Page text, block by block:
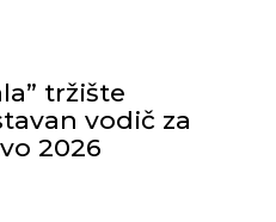
tržište
vodič za
2026